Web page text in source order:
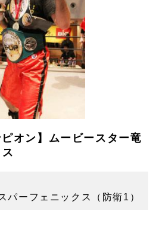
オン】ムービースター竜
パーフェニックス（防衛1）